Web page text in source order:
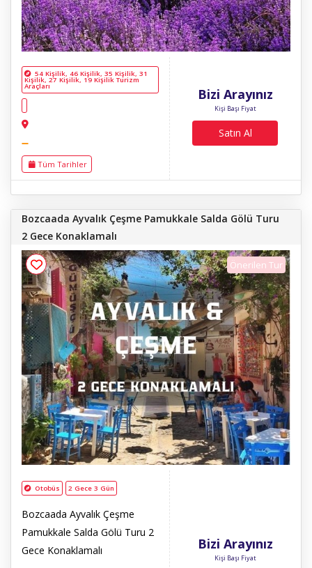
54 Kişilik, 46 Kişilik, 35 Kişilik, 31
Kişilik, 27 Kişilik, 19 Kişilik Turizm
Araçları
Tüm Tarihler
Bizi Arayınız
Kişi Başı Fiyat
Satın Al
Bozcaada Ayvalık Çeşme Pamukkale Salda Gölü Turu
2 Gece Konaklamalı
Önerilen Tur
Otobüs 2 Gece 3 Gün
Bozcaada Ayvalık Çeşme
Pamukkale Salda Gölü Turu 2
Gece Konaklamalı
Bizi Arayınız
Kişi Başı Fiyat